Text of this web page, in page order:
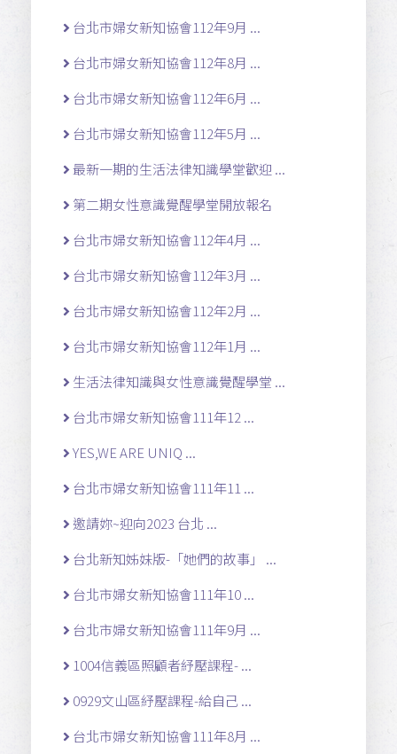
台北市婦女新知協會112年9月 ...
台北市婦女新知協會112年8月 ...
台北市婦女新知協會112年6月 ...
台北市婦女新知協會112年5月 ...
最新一期的生活法律知識學堂歡迎 ...
第二期女性意識覺醒學堂開放報名
台北市婦女新知協會112年4月 ...
台北市婦女新知協會112年3月 ...
台北市婦女新知協會112年2月 ...
台北市婦女新知協會112年1月 ...
生活法律知識與女性意識覺醒學堂 ...
台北市婦女新知協會111年12 ...
YES,WE ARE UNIQ ...
台北市婦女新知協會111年11 ...
邀請妳~迎向2023 台北 ...
台北新知姊妹版-「她們的故事」 ...
台北市婦女新知協會111年10 ...
台北市婦女新知協會111年9月 ...
1004信義區照顧者紓壓課程- ...
0929文山區紓壓課程-給自己 ...
台北市婦女新知協會111年8月 ...